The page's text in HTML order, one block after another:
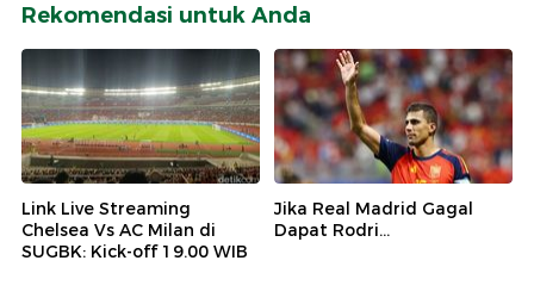
Rekomendasi untuk Anda
Link Live Streaming
Chelsea Vs AC Milan di
SUGBK: Kick-off 19.00 WIB
Jika Real Madrid Gagal
Dapat Rodri...